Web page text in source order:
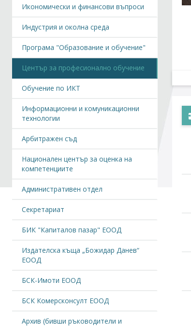
Икономически и финансови въпроси
Индустрия и околна среда
Програма "Образование и обучение"
Център за професионално обучение
Обучение по ИКТ
Информационни и комуникационни
технологии
Арбитражен съд
Национален център за оценка на
компетенциите
Административен отдел
Секретариат
БИК "Капиталов пазар" ЕООД
Издателска къща „Божидар Данев“
ЕООД
БСК-Имоти ЕООД
БСК Комерсконсулт ЕООД
Архив (бивши ръководители и